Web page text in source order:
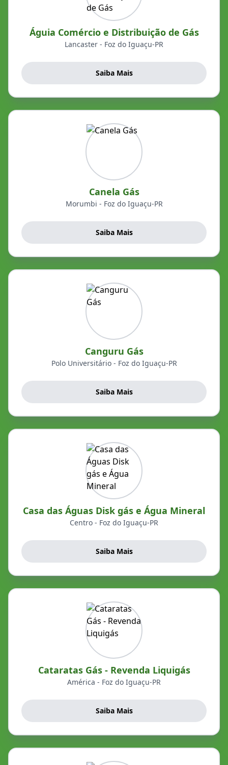
Águia Comércio e Distribuição de Gás
Lancaster - Foz do Iguaçu-PR
Saiba Mais
Canela Gás
Morumbi - Foz do Iguaçu-PR
Saiba Mais
Canguru Gás
Polo Universitário - Foz do Iguaçu-PR
Saiba Mais
Casa das Águas Disk gás e Água Mineral
Centro - Foz do Iguaçu-PR
Saiba Mais
Cataratas Gás - Revenda Liquigás
América - Foz do Iguaçu-PR
Saiba Mais